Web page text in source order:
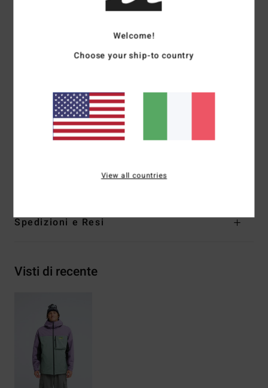
cerniera frontale con patta antivento
le mani con cerniera
nastro adesivo
Fodera:taffetà riciclato
Imbottitura:isolamento in materiale riciclato
Spedizioni e Resi
Visti di recente
Welcome!
Choose your ship-to country
View all countries